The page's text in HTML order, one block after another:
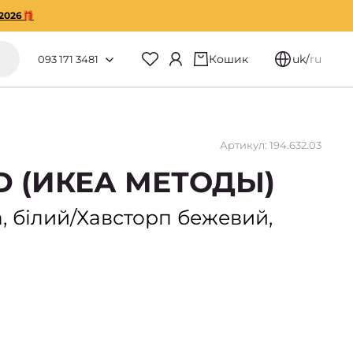
093 171 3481 Кошик uk/ru
Артикул: 194.632.03
(ИКЕА МЕТОДЫ)
Хавсторп бежевий,